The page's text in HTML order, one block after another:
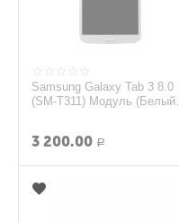
Samsung Galaxy Tab 3 8.0
(SM-T311) Модуль (Белый)
3 200.00 Р